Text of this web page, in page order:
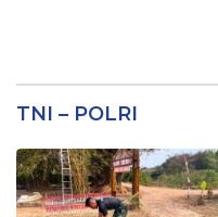
TNI – POLRI